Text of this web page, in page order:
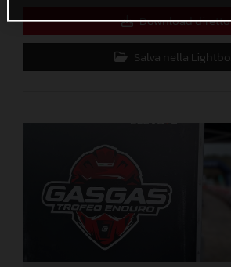
Download diretto
Salva nella